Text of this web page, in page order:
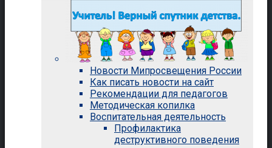
Новости Мипросвещения России
Как писать новости на сайт
Рекомендации для педагогов
Методическая копилка
Воспитательная деятельность
Профилактика
деструктивного поведения